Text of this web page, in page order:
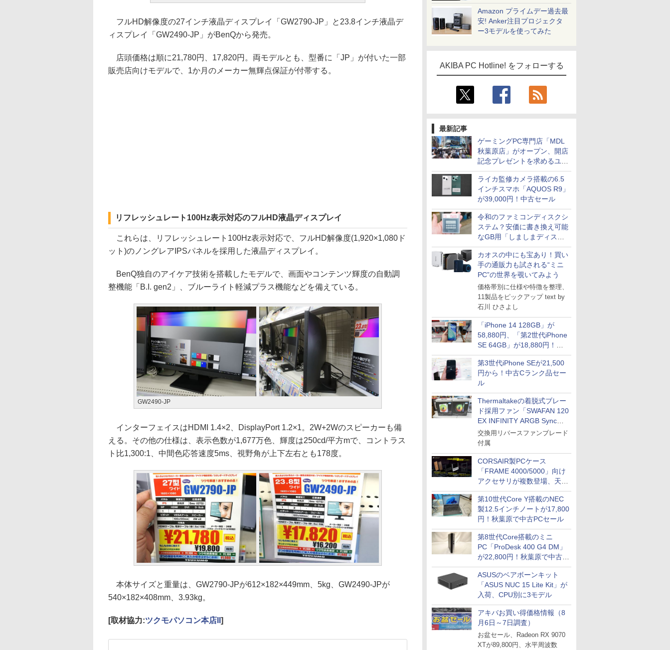
Amazon プライムデー過去最
安! Anker注目プロジェクタ
ー3モデルを使ってみた
AKIBA PC Hotline! をフォローする
最新記事
ゲーミングPC専門店「MDL
秋葉原店」がオープン、開店
記念プレゼントを求めるユー
ザーが押し寄せ長蛇の列に
ライカ監修カメラ搭載の6.5
インチスマホ「AQUOS R9」
が39,000円！中古セール
令和のファミコンディスクシ
ステム？安価に書き換え可能
なGB用「しましまディスク
システム」
カオスの中にも宝あり！買い
手の通販力も試される“ミニ
PC”の世界を覗いてみよう
価格帯別に仕様や特徴を整理、
11製品をピックアップ text by
石川 ひさよし
「iPhone 14 128GB」が
58,880円、「第2世代iPhone
SE 64GB」が18,880円！中
古Bランク品セール
第3世代iPhone SEが21,500
円から！中古Cランク品セー
ル
Thermaltakeの着脱式ブレー
ド採用ファン「SWAFAN 120
EX INFINITY ARGB Sync」
に単品パッケージ
交換用リバースファンブレード
付属
CORSAIR製PCケース
「FRAME 4000/5000」向け
アクセサリが複数登場、天然
木製パネルや背面コネクタ対
応トレイなど
第10世代Core Y搭載のNEC
製12.5インチノートが17,800
円！秋葉原で中古PCセール
第8世代Core搭載のミニ
PC「ProDesk 400 G4 DM」
が22,800円！秋葉原で中古
PCセール
ASUSのベアボーンキット
「ASUS NUC 15 Lite Kit」が
入荷、CPU別に3モデル
アキバお買い得価格情報（8
月6日～7日調査）
お盆セール、Radeon RX 9070
XTが89,800円、水平周波数
フルHD解像度の27インチ液晶ディスプレイ「GW2790-JP」と23.8インチ液晶デ
ィスプレイ「GW2490-JP」がBenQから発売。
店頭価格は順に21,780円、17,820円。両モデルとも、型番に「JP」が付いた一部
販売店向けモデルで、1か月のメーカー無輝点保証が付帯する。
リフレッシュレート100Hz表示対応のフルHD液晶ディスプレイ
これらは、リフレッシュレート100Hz表示対応で、フルHD解像度(1,920×1,080ド
ット)のノングレアIPSパネルを採用した液晶ディスプレイ。
BenQ独自のアイケア技術を搭載したモデルで、画面やコンテンツ輝度の自動調
整機能「B.I. gen2」、ブルーライト軽減プラス機能などを備えている。
GW2490-JP
インターフェイスはHDMI 1.4×2、DisplayPort 1.2×1。2W+2Wのスピーカーも備
える。その他の仕様は、表示色数が1,677万色、輝度は250cd/平方mで、コントラス
ト比1,300:1、中間色応答速度5ms、視野角が上下左右とも178度。
本体サイズと重量は、GW2790-JPが612×182×449mm、5kg、GW2490-JPが
540×182×408mm、3.93kg。
[取材協力:ツクモパソコン本店II ]